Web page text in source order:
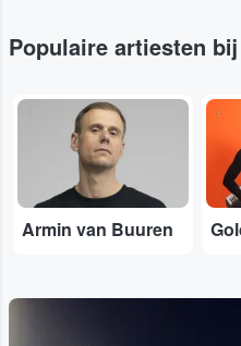
Populaire artiesten
...
Armin van Buuren
...